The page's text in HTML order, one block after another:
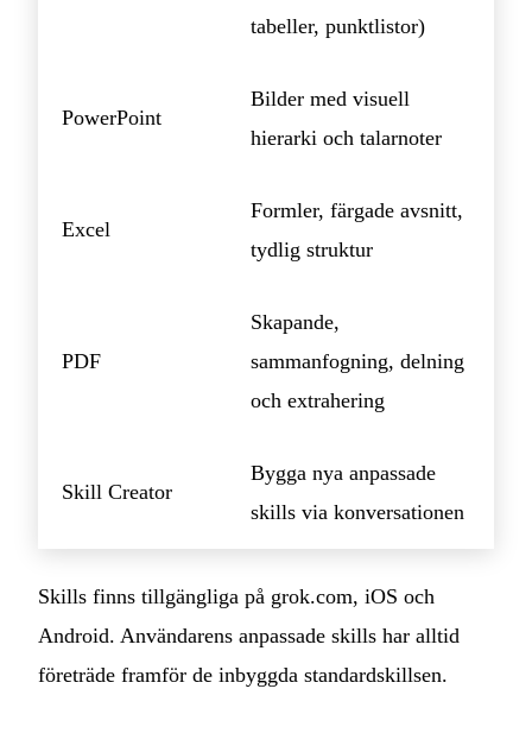
tabeller, punktlistor)
PowerPoint
Bilder med visuell
hierarki och talarnoter
Excel
Formler, färgade avsnitt,
tydlig struktur
PDF
Skapande,
sammanfogning, delning
och extrahering
Skill Creator
Bygga nya anpassade
skills via konversationen
Skills finns tillgängliga på grok.com, iOS och
Android. Användarens anpassade skills har alltid
företräde framför de inbyggda standardskillsen.